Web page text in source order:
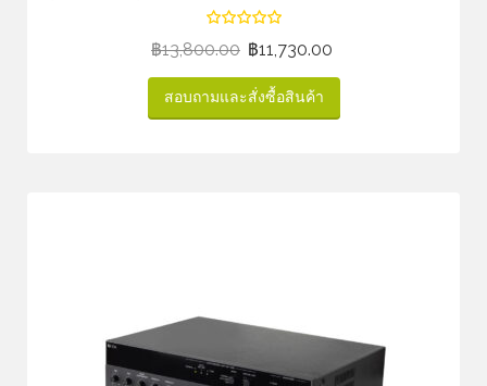
฿13,800.00 ฿11,730.00
สอบถามและสั่งซื้อสินค้า